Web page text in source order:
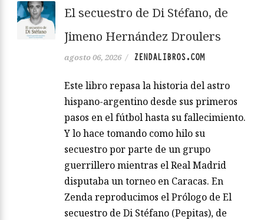
El secuestro de Di Stéfano, de
Jimeno Hernández Droulers
agosto 06, 2026 / ZENDALIBROS.COM
Este libro repasa la historia del astro
hispano-argentino desde sus primeros
pasos en el fútbol hasta su fallecimiento.
Y lo hace tomando como hilo su
secuestro por parte de un grupo
guerrillero mientras el Real Madrid
disputaba un torneo en Caracas. En
Zenda reproducimos el Prólogo de El
secuestro de Di Stéfano (Pepitas), de